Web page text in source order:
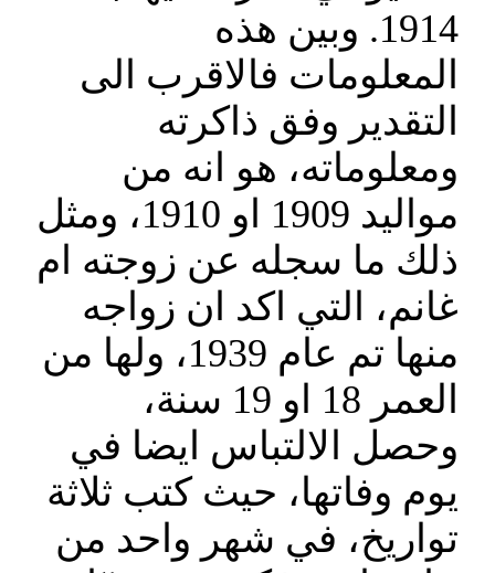
1914. وبين هذه
المعلومات فالاقرب الى
التقدير وفق ذاكرته
ومعلوماته، هو انه من
مواليد 1909 او 1910، ومثل
ذلك ما سجله عن زوجته ام
غانم، التي اكد ان زواجه
منها تم عام 1939، ولها من
العمر 18 او 19 سنة،
وحصل الالتباس ايضا في
يوم وفاتها، حيث كتب ثلاثة
تواريخ، في شهر واحد من